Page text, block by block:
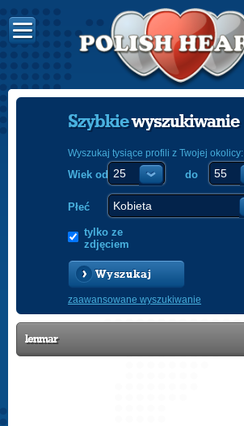
Szybkiewyszukiwanie
Wyszukaj tysiące profili z Twojej okolicy:
Wiek od do
Płeć
tylko ze
zdjęciem
Wyszukaj
zaawansowane wyszukiwanie
lenmar